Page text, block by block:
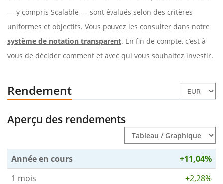
— y compris Scalable — sont évalués selon des critères
uniformes et objectifs. Vous pouvez les consulter dans notre
système de notation transparent. En fin de compte, c’est à
vous de décider comment et avec qui vous souhaitez investir.
Rendement
Aperçu des rendements
Année en cours
+11,04%
1 mois
+2,28%